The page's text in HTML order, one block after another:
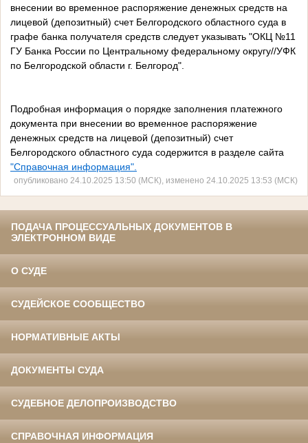
внесении во временное распоряжение денежных средств на
лицевой (депозитный) счет Белгородского областного суда в
графе банка получателя средств следует указывать "ОКЦ №11
ГУ Банка России по Центральному федеральному округу//УФК
по Белгородской области г. Белгород".
Подробная информация о порядке заполнения платежного
документа при внесении во временное распоряжение
денежных средств на лицевой (депозитный) счет
Белгородского областного суда содержится в разделе сайта
"Справочная информация".
опубликовано 24.10.2025 13:50 (МСК), изменено 24.10.2025 13:53 (МСК)
ПОДАЧА ПРОЦЕССУАЛЬНЫХ ДОКУМЕНТОВ В
ЭЛЕКТРОННОМ ВИДЕ
О СУДЕ
СУДЕЙСКОЕ СООБЩЕСТВО
НОРМАТИВНЫЕ АКТЫ
ДОКУМЕНТЫ СУДА
СУДЕБНОЕ ДЕЛОПРОИЗВОДСТВО
СПРАВОЧНАЯ ИНФОРМАЦИЯ